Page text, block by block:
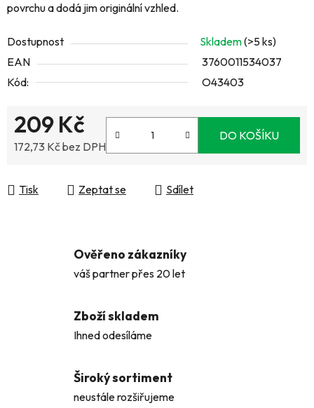
povrchu a dodá jim originální vzhled.
Dostupnost Skladem(>5 ks)
EAN
3760011534037
Kód:
O43403
209 Kč
172,73 Kč bez DPH
DO KOŠÍKU
Tisk Zeptat se Sdílet
Ověřeno zákazníky
váš partner přes 20 let
Zboží skladem
Ihned odesíláme
Široký sortiment
neustále rozšiřujeme